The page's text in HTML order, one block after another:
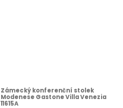
Zámecký konferenční stolek
Modenese Gastone Villa Venezia
11615A